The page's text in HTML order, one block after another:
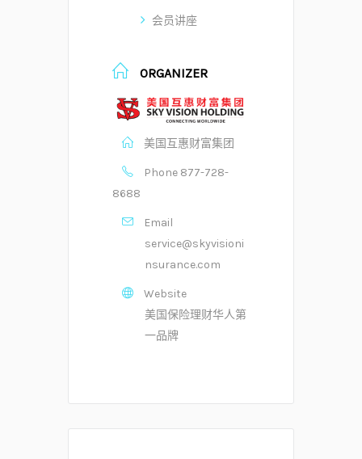
会员讲座
ORGANIZER
美国互惠财富集团
Phone 877-728-
8688
Email
service@skyvisioni
nsurance.com
Website
美国保险理财华人第
一品牌